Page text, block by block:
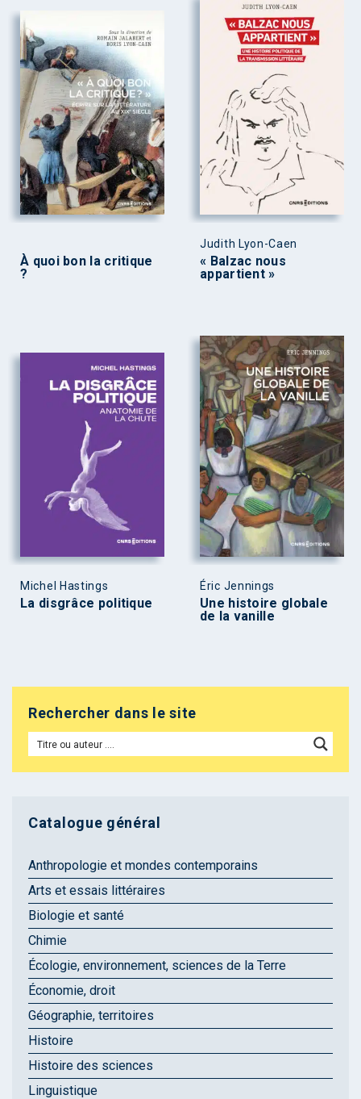
À quoi bon la critique
?
Judith Lyon-Caen
« Balzac nous
appartient »
Michel Hastings
La disgrâce politique
Éric Jennings
Une histoire globale
de la vanille
Rechercher dans le site
Catalogue général
Anthropologie et mondes contemporains
Arts et essais littéraires
Biologie et santé
Chimie
Écologie, environnement, sciences de la Terre
Économie, droit
Géographie, territoires
Histoire
Histoire des sciences
Linguistique